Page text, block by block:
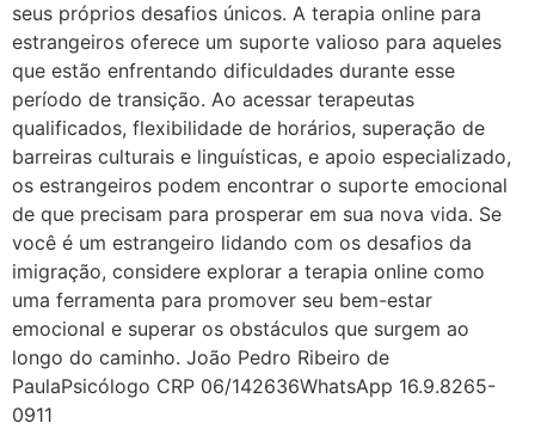
seus próprios desafios únicos. A terapia online para
estrangeiros oferece um suporte valioso para aqueles
que estão enfrentando dificuldades durante esse
período de transição. Ao acessar terapeutas
qualificados, flexibilidade de horários, superação de
barreiras culturais e linguísticas, e apoio especializado,
os estrangeiros podem encontrar o suporte emocional
de que precisam para prosperar em sua nova vida. Se
você é um estrangeiro lidando com os desafios da
imigração, considere explorar a terapia online como
uma ferramenta para promover seu bem-estar
emocional e superar os obstáculos que surgem ao
longo do caminho. João Pedro Ribeiro de
PaulaPsicólogo CRP 06/142636WhatsApp 16.9.8265-
0911